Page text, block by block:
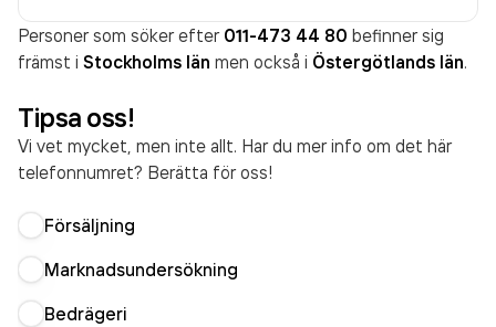
Personer som söker efter 011-473 44 80 befinner sig
främst i Stockholms län men också i Östergötlands län.
Tipsa oss!
Vi vet mycket, men inte allt. Har du mer info om det här
telefonnumret? Berätta för oss!
Försäljning
Marknadsundersökning
Bedrägeri